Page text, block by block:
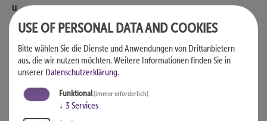
u
n USE OF PERSONAL DATA AND COOKIES
Bitte wählen Sie die Dienste und Anwendungen von Drittanbietern
aus, die wir nutzen möchten.Weitere Informationen finden Sie in
unserer Datenschutzerklärung.
Funktional(immer erforderlich)
↓ 3 Services